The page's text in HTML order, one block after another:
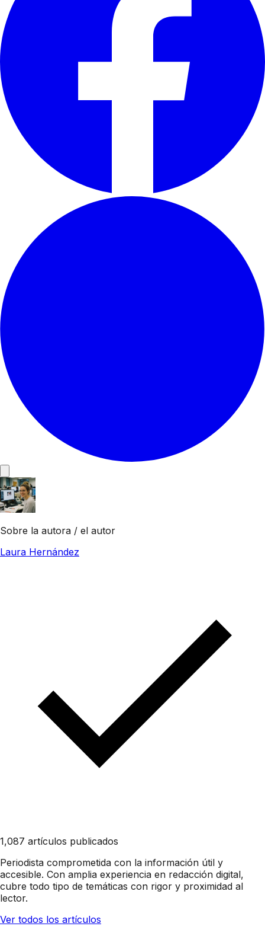
Sobre la autora / el autor
Laura Hernández
1,087 artículos publicados
Periodista comprometida con la información útil y
accesible. Con amplia experiencia en redacción digital,
cubre todo tipo de temáticas con rigor y proximidad al
lector.
Ver todos los artículos